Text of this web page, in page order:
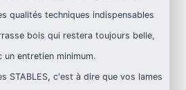
qualités techniques indispensables
bois qui restera toujours belle,
entretien minimum.
STABLES, c'est à dire que vos lames